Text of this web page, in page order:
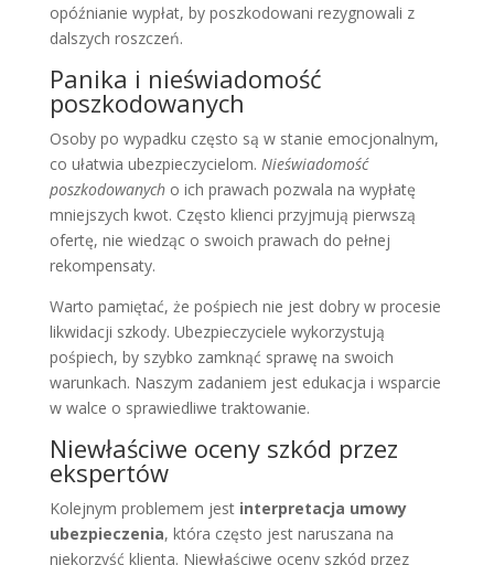
opóźnianie wypłat, by poszkodowani rezygnowali z
dalszych roszczeń.
Panika i nieświadomość
poszkodowanych
Osoby po wypadku często są w stanie emocjonalnym,
co ułatwia ubezpieczycielom. Nieświadomość
poszkodowanycho ich prawach pozwala na wypłatę
mniejszych kwot. Często klienci przyjmują pierwszą
ofertę, nie wiedząc o swoich prawach do pełnej
rekompensaty.
Warto pamiętać, że pośpiech nie jest dobry w procesie
likwidacji szkody. Ubezpieczyciele wykorzystują
pośpiech, by szybko zamknąć sprawę na swoich
warunkach. Naszym zadaniem jest edukacja i wsparcie
w walce o sprawiedliwe traktowanie.
Niewłaściwe oceny szkód przez
ekspertów
Kolejnym problemem jest interpretacja umowy
ubezpieczenia, która często jest naruszana na
niekorzyść klienta. Niewłaściwe oceny szkód przez